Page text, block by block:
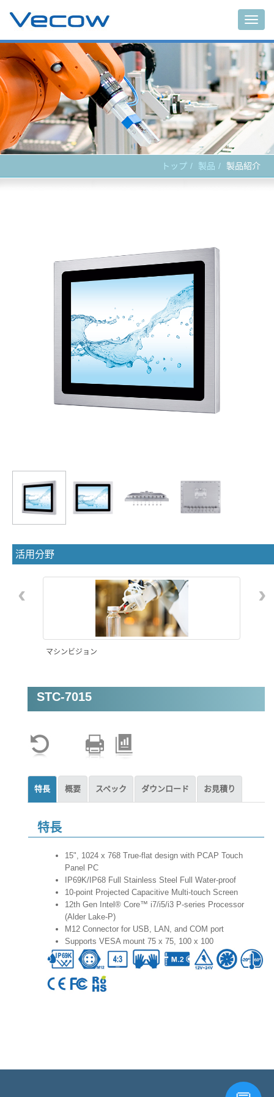
トップ 製品 製品紹介
活用分野
マシンビジョン
工場自動化(FA)
‹ ›
STC-7015
特長 概要 スペック ダウンロード お見積り
特長
15", 1024 x 768 True-flat design with PCAP Touch
Panel PC
IP69K/IP68 Full Stainless Steel Full Water-proof
10-point Projected Capacitive Multi-touch Screen
12th Gen Intel® Core™ i7/i5/i3 P-series Processor
(Alder Lake-P)
M12 Connector for USB, LAN, and COM port
Supports VESA mount 75 x 75, 100 x 100